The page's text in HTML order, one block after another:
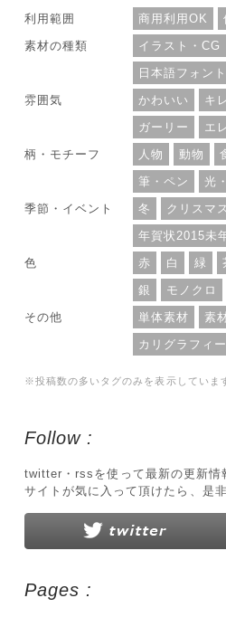
利用範囲 商用利用OK
素材の種類
イラスト・CG
日本語フォン
雰囲気
かわいい
キ
ガーリー
エ
柄・モチーフ
人物 動物
筆・ペン
光
季節・イベント
冬
クリスマ
年賀状2015未
色
赤 白 緑
銀
モノクロ
その他
単体素材
素
カリグラフィ
※投稿数の多いタグのみを表示していま
Follow :
twitter・rssを使って最新の更新情
サイトが気に入って頂けたら、是
Pages :